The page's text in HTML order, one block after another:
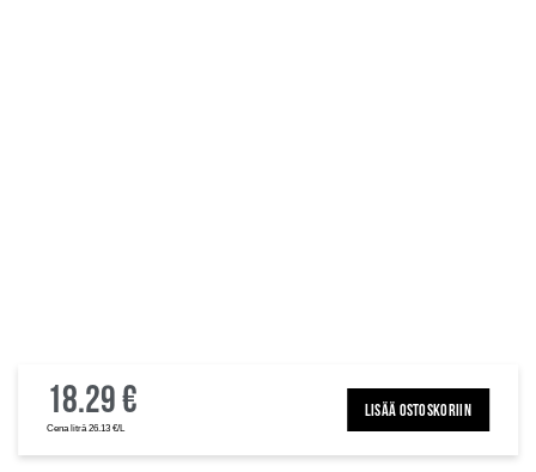
18.29 €
Cena litrā 26.13 €/L
LISÄÄ OSTOSKORIIN